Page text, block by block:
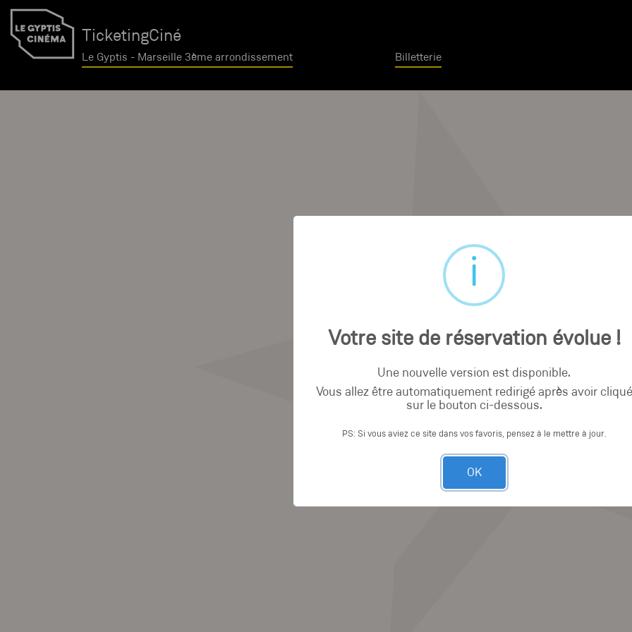
TicketingCiné
Le Gyptis - Marseille 3ème arrondissement Billetterie
Votre site de réservation évolue !
Une nouvelle version est disponible.
Vous allez être automatiquement redirigé après avoir cliqué
sur le bouton ci-dessous.
PS: Si vous aviez ce site dans vos favoris, pensez à le mettre à jour.
OK